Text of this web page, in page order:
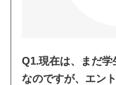
Q1.現在は、まだ
なのですが、エン